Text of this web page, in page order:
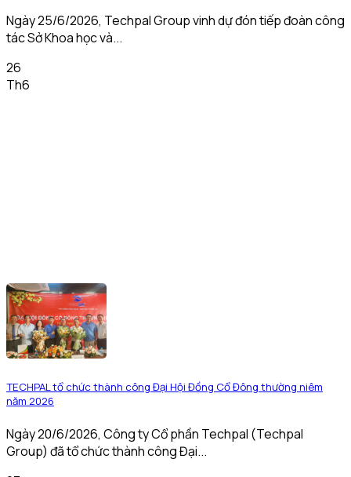
Ngày 25/6/2026, Techpal Group vinh dự đón tiếp đoàn công
tác Sở Khoa học và...
26
Th6
TECHPAL tổ chức thành công Đại Hội Đồng Cổ Đông thường niêm
năm 2026
Ngày 20/6/2026, Công ty Cổ phần Techpal (Techpal
Group) đã tổ chức thành công Đại...